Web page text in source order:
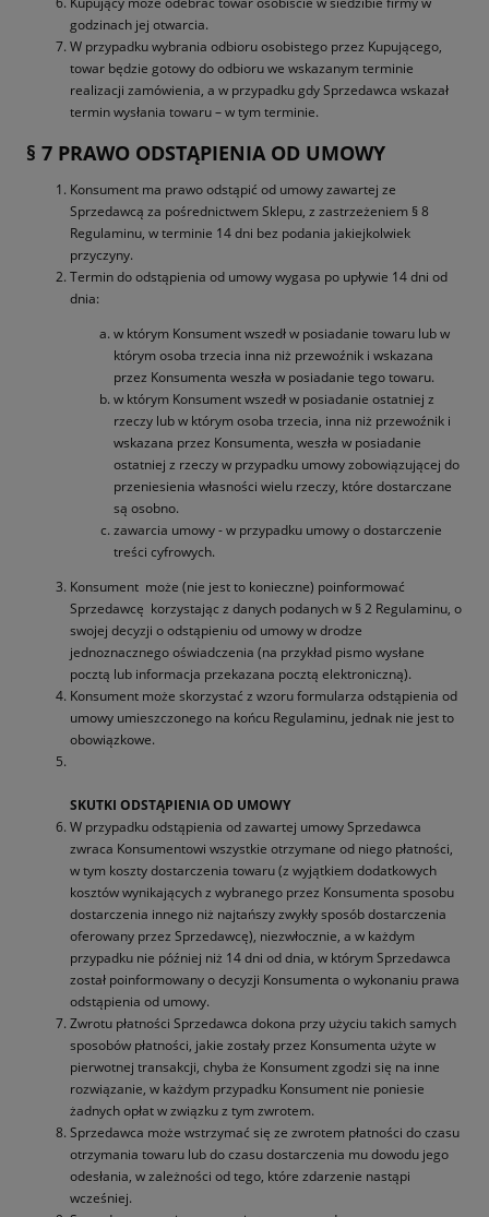
godzinach jej otwarcia.
W przypadku wybrania odbioru osobistego przez Kupującego,
towar będzie gotowy do odbioru we wskazanym terminie
realizacji zamówienia, a w przypadku gdy Sprzedawca wskazał
termin wysłania towaru – w tym terminie.
§ 7 PRAWO ODSTĄPIENIA OD UMOWY
Konsument ma prawo odstąpić od umowy zawartej ze
Sprzedawcą za pośrednictwem Sklepu, z zastrzeżeniem § 8
Regulaminu, w terminie 14 dni bez podania jakiejkolwiek
przyczyny.
Termin do odstąpienia od umowy wygasa po upływie 14 dni od
dnia:
w którym Konsument wszedł w posiadanie towaru lub w
którym osoba trzecia inna niż przewoźnik i wskazana
przez Konsumenta weszła w posiadanie tego towaru.
w którym Konsument wszedł w posiadanie ostatniej z
rzeczy lub w którym osoba trzecia, inna niż przewoźnik i
wskazana przez Konsumenta, weszła w posiadanie
ostatniej z rzeczy w przypadku umowy zobowiązującej do
przeniesienia własności wielu rzeczy, które dostarczane
są osobno.
zawarcia umowy - w przypadku umowy o dostarczenie
treści cyfrowych.
Konsument może (nie jest to konieczne) poinformować
Sprzedawcę korzystając z danych podanych w § 2 Regulaminu, o
swojej decyzji o odstąpieniu od umowy w drodze
jednoznacznego oświadczenia (na przykład pismo wysłane
pocztą lub informacja przekazana pocztą elektroniczną).
Konsument może skorzystać z wzoru formularza odstąpienia od
umowy umieszczonego na końcu Regulaminu, jednak nie jest to
obowiązkowe.
SKUTKI ODSTĄPIENIA OD UMOWY
W przypadku odstąpienia od zawartej umowy Sprzedawca
zwraca Konsumentowi wszystkie otrzymane od niego płatności,
w tym koszty dostarczenia towaru (z wyjątkiem dodatkowych
kosztów wynikających z wybranego przez Konsumenta sposobu
dostarczenia innego niż najtańszy zwykły sposób dostarczenia
oferowany przez Sprzedawcę), niezwłocznie, a w każdym
przypadku nie później niż 14 dni od dnia, w którym Sprzedawca
został poinformowany o decyzji Konsumenta o wykonaniu prawa
odstąpienia od umowy.
Zwrotu płatności Sprzedawca dokona przy użyciu takich samych
sposobów płatności, jakie zostały przez Konsumenta użyte w
pierwotnej transakcji, chyba że Konsument zgodzi się na inne
rozwiązanie, w każdym przypadku Konsument nie poniesie
żadnych opłat w związku z tym zwrotem.
Sprzedawca może wstrzymać się ze zwrotem płatności do czasu
otrzymania towaru lub do czasu dostarczenia mu dowodu jego
odesłania, w zależności od tego, które zdarzenie nastąpi
wcześniej.